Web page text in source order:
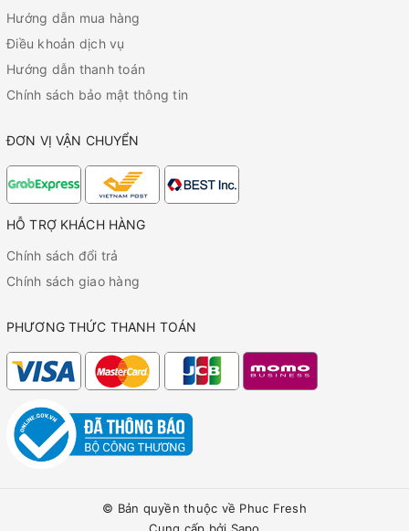
Hướng dẫn mua hàng
Điều khoản dịch vụ
Hướng dẫn thanh toán
Chính sách bảo mật thông tin
ĐƠN VỊ VẬN CHUYỂN
HỖ TRỢ KHÁCH HÀNG
Chính sách đổi trả
Chính sách giao hàng
PHƯƠNG THỨC THANH TOÁN
© Bản quyền thuộc về Phuc Fresh